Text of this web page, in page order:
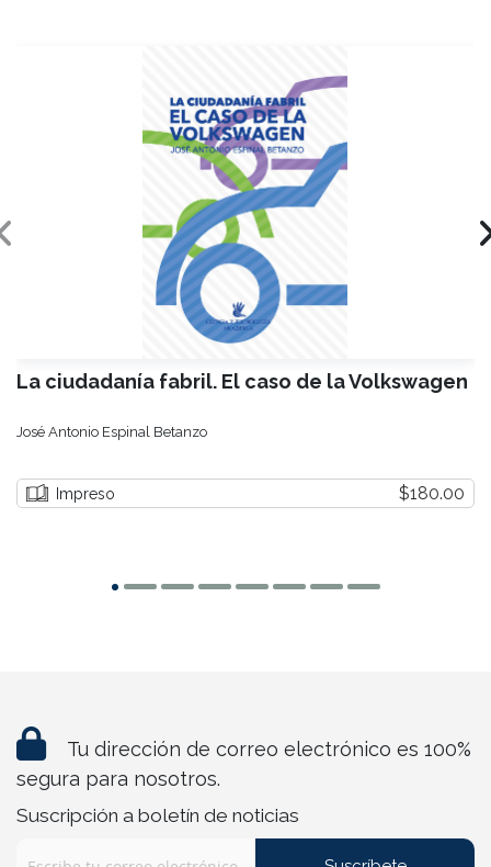
La ciudadanía fabril. El caso de la Volkswagen
José Antonio Espinal Betanzo
Impreso $180.00
Tu dirección de correo electrónico es 100%
segura para nosotros.
Suscripción a boletín de noticias